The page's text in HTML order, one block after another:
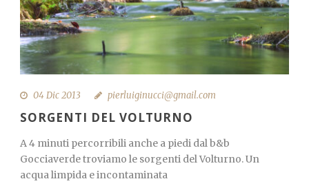
04 Dic 2013 pierluiginucci@gmail.com
SORGENTI DEL VOLTURNO
A 4 minuti percorribili anche a piedi dal b&b
Gocciaverde troviamo le sorgenti del Volturno. Un
acqua limpida e incontaminata